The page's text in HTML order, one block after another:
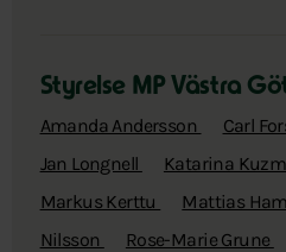
Styrelse MP Västra
Amanda Andersson Carl
Jan Longnell
Katarina
Markus Kerttu
Mattias
Nilsson
Rose-Marie Grune